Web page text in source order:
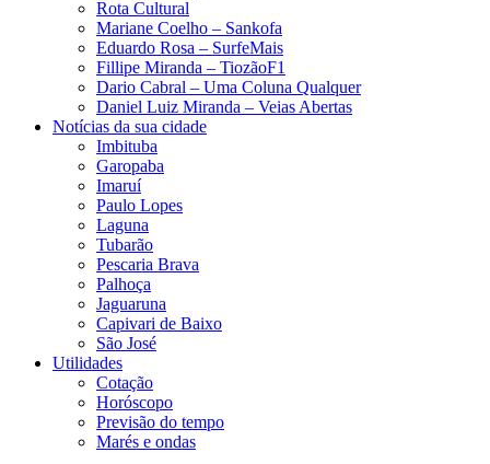
Rota Cultural
Mariane Coelho – Sankofa
Eduardo Rosa​ – SurfeMais
Fillipe Miranda – TiozãoF1
Dario Cabral – Uma Coluna Qualquer
Daniel Luiz Miranda – Veias Abertas
Notícias da sua cidade
Imbituba
Garopaba
Imaruí
Paulo Lopes
Laguna
Tubarão
Pescaria Brava
Palhoça
Jaguaruna
Capivari de Baixo
São José
Utilidades
Cotação
Horóscopo
Previsão do tempo
Marés e ondas